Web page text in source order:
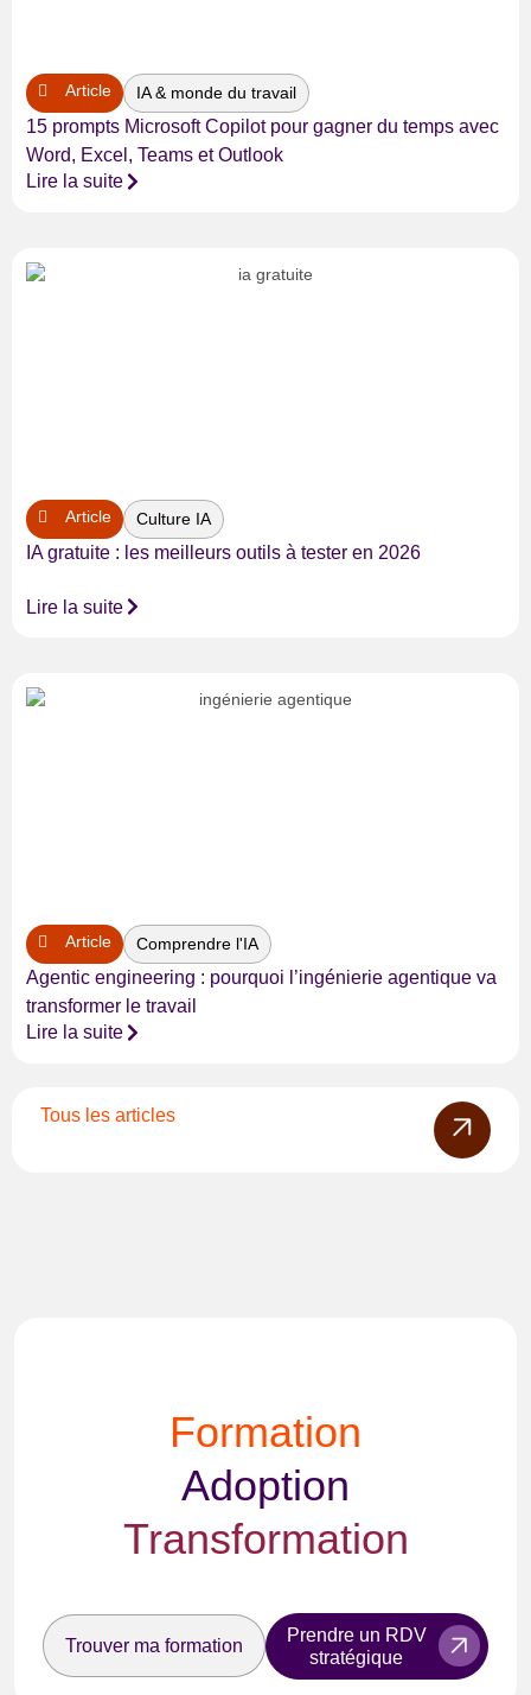
Article IA & monde du travail
15 prompts Microsoft Copilot pour gagner du temps avec
Word, Excel, Teams et Outlook
Lire la suite
Article Culture IA
IA gratuite : les meilleurs outils à tester en 2026
Lire la suite
Article Comprendre l'IA
Agentic engineering : pourquoi l’ingénierie agentique va
transformer le travail
Lire la suite
Tous les articles
Formation
Adoption
Transformation
Trouver ma formation
Prendre un RDV
stratégique